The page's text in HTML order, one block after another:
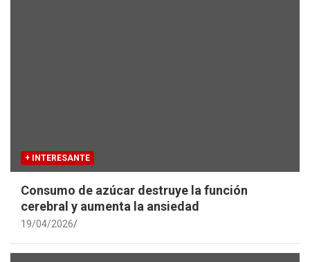
+ INTERESANTE
Consumo de azúcar destruye la función
cerebral y aumenta la ansiedad
19/04/2026